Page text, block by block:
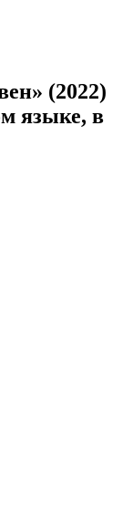
(2022)
языке, в